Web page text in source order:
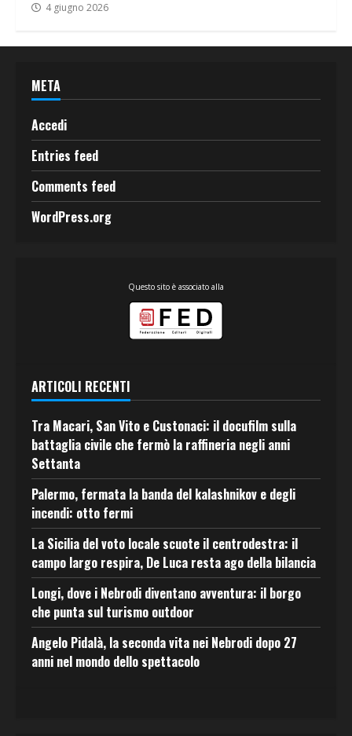
4 giugno 2026
META
Accedi
Entries feed
Comments feed
WordPress.org
Questo sito è associato alla
ARTICOLI RECENTI
Tra Macari, San Vito e Custonaci: il docufilm sulla
battaglia civile che fermò la raffineria negli anni
Settanta
Palermo, fermata la banda del kalashnikov e degli
incendi: otto fermi
La Sicilia del voto locale scuote il centrodestra: il
campo largo respira, De Luca resta ago della bilancia
Longi, dove i Nebrodi diventano avventura: il borgo
che punta sul turismo outdoor
Angelo Pidalà, la seconda vita nei Nebrodi dopo 27
anni nel mondo dello spettacolo